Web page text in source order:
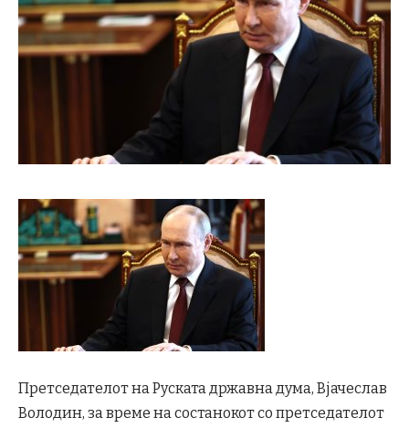
Претседателот на Руската државна дума, Вјачеслав
Володин, за време на состанокот со претседателот